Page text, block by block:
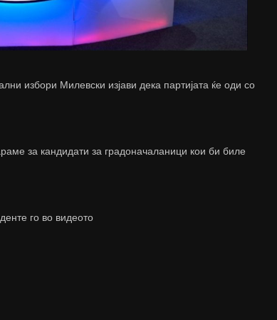
избори Милевски изјави дека партијата ќе оди со
за кандидати за градоначаланици кои би биле
го во видеото